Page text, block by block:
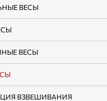
ВЕСЫ
ВЕСЫ
ВЗВЕШИВАНИЯ